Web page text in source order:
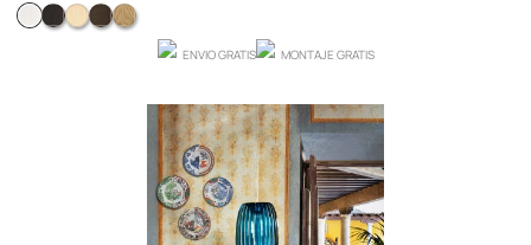
Fresno teñido blanco
Fresno teñido gris
Fresno natural
Fresno teñido nogal
Fresno teñido roble
ENVIO GRATIS MONTAJE GRATIS